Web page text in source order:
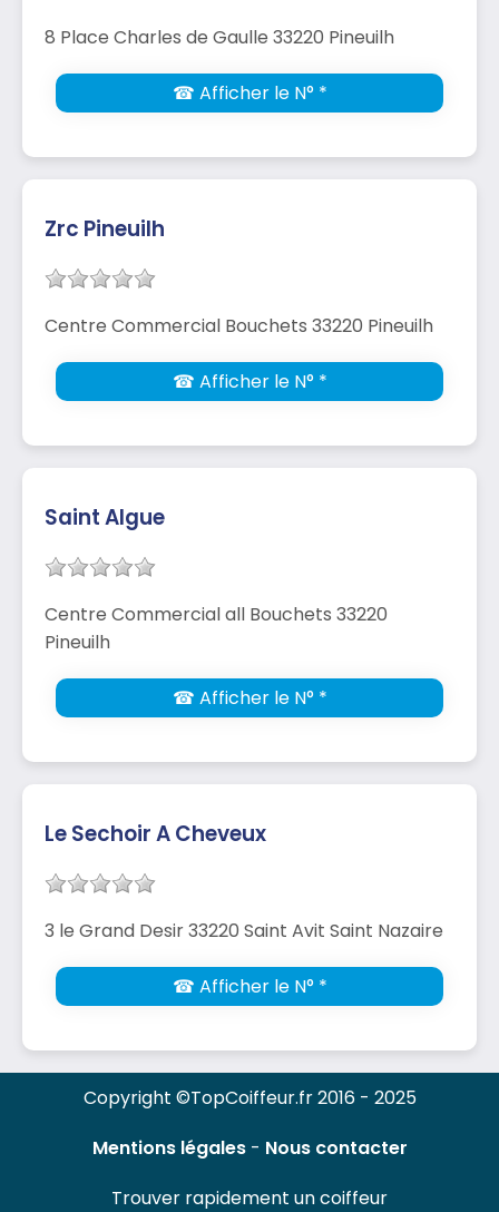
8 Place Charles de Gaulle 33220 Pineuilh
☎ Afficher le N° *
Zrc Pineuilh
Centre Commercial Bouchets 33220 Pineuilh
☎ Afficher le N° *
Saint Algue
Centre Commercial all Bouchets 33220
Pineuilh
☎ Afficher le N° *
Le Sechoir A Cheveux
3 le Grand Desir 33220 Saint Avit Saint Nazaire
☎ Afficher le N° *
Copyright ©TopCoiffeur.fr 2016 - 2025
Mentions légales- Nous contacter
Trouver rapidement un coiffeur